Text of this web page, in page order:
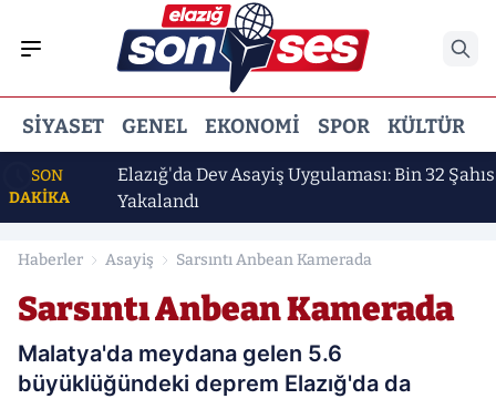
SIYASET GENEL EKONOMI SPOR KÜLTÜR
SON
DAKİKA
Elazığ'da Dev Asayiş Uygulaması: Bin 32 Şahıs
Yakalandı
Haberler Asayiş Sarsıntı Anbean Kamerada
Sarsıntı Anbean Kamerada
Malatya'da meydana gelen 5.6
büyüklüğündeki deprem Elazığ'da da